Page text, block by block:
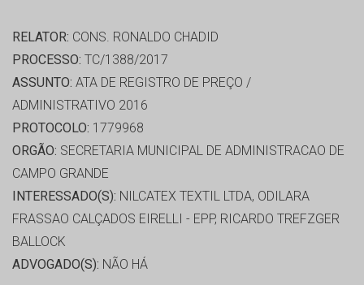
RELATOR: CONS. RONALDO CHADID
PROCESSO: TC/1388/2017
ASSUNTO: ATA DE REGISTRO DE PREÇO /
ADMINISTRATIVO 2016
PROTOCOLO: 1779968
ORGÃO: SECRETARIA MUNICIPAL DE ADMINISTRACAO DE
CAMPO GRANDE
INTERESSADO(S): NILCATEX TEXTIL LTDA, ODILARA
FRASSAO CALÇADOS EIRELLI - EPP, RICARDO TREFZGER
BALLOCK
ADVOGADO(S): NÃO HÁ